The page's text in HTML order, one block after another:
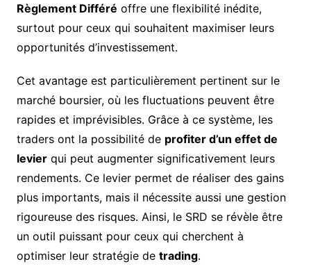
Règlement Différé offre une flexibilité inédite,
surtout pour ceux qui souhaitent maximiser leurs
opportunités d’investissement.
Cet avantage est particulièrement pertinent sur le
marché boursier, où les fluctuations peuvent être
rapides et imprévisibles. Grâce à ce système, les
traders ont la possibilité de profiter d’un effet de
levierqui peut augmenter significativement leurs
rendements. Ce levier permet de réaliser des gains
plus importants, mais il nécessite aussi une gestion
rigoureuse des risques. Ainsi, le SRD se révèle être
un outil puissant pour ceux qui cherchent à
optimiser leur stratégie de trading.